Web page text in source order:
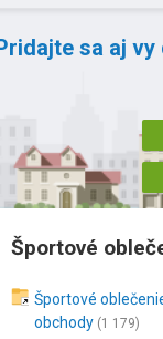
sa aj
Športové
Športové
obchody (1 179)